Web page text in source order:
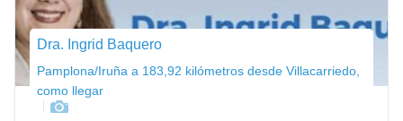
Dra. Ingrid Baquero
Pamplona/Iruña a 183,92 kilómetros desde Villacarriedo,
como llegar